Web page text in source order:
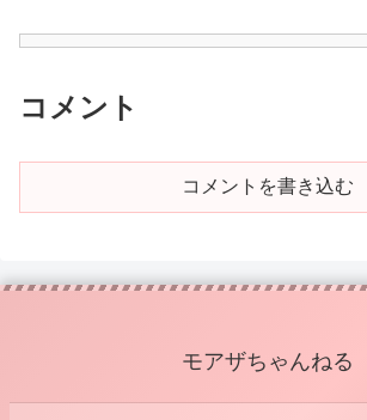
コメント
コメントを書き込む
モアザちゃんねる